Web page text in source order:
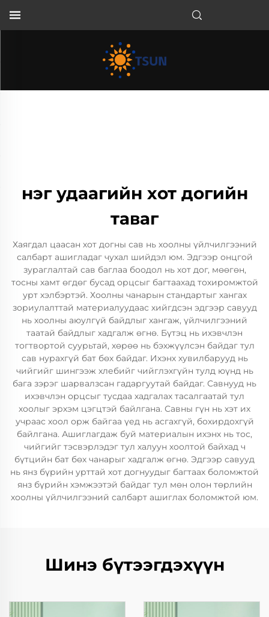
нэг удаагийн хот догийн
таваг
Хаягдал цаасан хот догны сав нь хоолны үйлчилгээний
салбарт ашигладаг чухал шийдэл юм. Эдгээр онцгой
зураглалтай сав баглаа боодол нь хот дог, мөөгөн,
тосны хамт өгдөг бусад орцсыг багтаахад тохиромжтой
урт хэлбэртэй. Хоолны чанарын стандартыг хангах
зориулалттай материалуудаас хийгдсэн эдгээр савууд
нь хоолны аюулгүй байдлыг хангаж, үйлчилгээний
таатай байдлыг хадгалж өгнө. Бүтэц нь ихэвчлэн
тогтвортой суурьтай, хөрөө нь бэхжүүлсэн байдаг тул
сав нурахгүй бат бөх байдаг. Ихэнх хувилбарууд нь
чийгийг шингээж хлебийг чийглэхгүйн тулд юүнд нь
бага зэрэг шарвалзсан гадаргуутай байдаг. Савнууд нь
ихэвчлэн орцсыг тусдаа хадгалах тасалгаатай тул
хоолыг эрхэм цэгцтэй байлгана. Савны гүн нь хэт их
учраас хоол орж байгаа үед нь асгахгүй, бохирдохгүй
байлгана. Ашиглагдаж буй материалын ихэнх нь тос,
чийгийг тэсвэрлэдэг тул халуун хоолтой байхад ч
бүтцийн бат бөх чанарыг хадгалж өгнө. Эдгээр савууд
нь янз бүрийн урттай хот догнуудыг багтаах боломжтой
янз бүрийн хэмжээтэй байдаг тул мөн олон төрлийн
хоолны үйлчилгээний салбарт ашиглах боломжтой юм.
Шинэ бүтээгдэхүүн